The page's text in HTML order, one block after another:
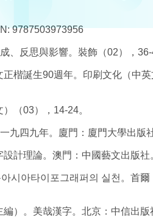
9787503973956
反思與影響。裝飾（02），36-
誕生90週年。印刷文化（中英
（03），14-24。
九四九年。廈門：廈門大學出版
計理論。澳門：中國藝文出版
시아타이포그래퍼의 실천。首爾
）。美哉漢字。北京：中信出版